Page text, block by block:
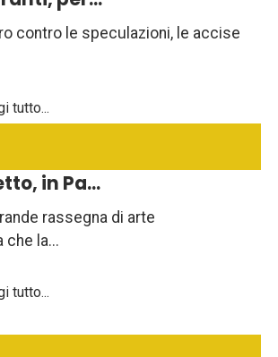
contro le speculazioni, le accise
tutto...
in Pa...
rassegna di arte
che la...
tutto...